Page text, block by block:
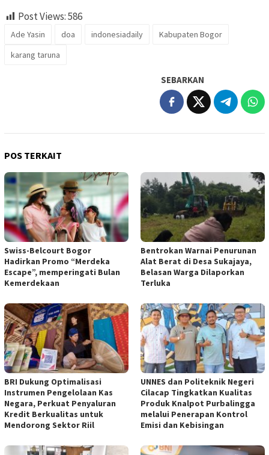
Post Views:586
Ade Yasin doa indonesiadaily
Kabupaten Bogor
karang taruna
SEBARKAN
POS TERKAIT
Swiss-Belcourt Bogor
Hadirkan Promo “Merdeka
Escape”, memperingati Bulan
Kemerdekaan
Bentrokan Warnai Penurunan
Alat Berat di Desa Sukajaya,
Belasan Warga Dilaporkan
Terluka
BRI Dukung Optimalisasi
Instrumen Pengelolaan Kas
Negara, Perkuat Penyaluran
Kredit Berkualitas untuk
Mendorong Sektor Riil
UNNES dan Politeknik Negeri
Cilacap Tingkatkan Kualitas
Produk Knalpot Purbalingga
melalui Penerapan Kontrol
Emisi dan Kebisingan